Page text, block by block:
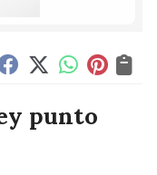
punto